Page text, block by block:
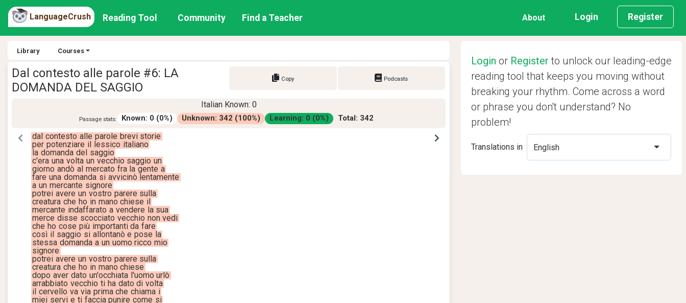
LanguageCrush Reading Tool Community Find a Teacher About Login Register
Library Courses
Dal contesto alle parole #6: LA
DOMANDA DEL SAGGIO
Copy Podcasts
Italian Known: 0
Passage stats: Known: 0 (0%) Unknown: 342 (100%) Learning: 0 (0%) Total : 342
dal contesto alle parole brevi storie
per potenziare il lessico italiano
la domanda del saggio
c'era una volta un vecchio saggio un
giorno andò al mercato fra la gente a
fare una domanda si avvicinò lentamente
a un mercante signore
potrei avere un vostro parere sulla
creatura che ho in mano chiese il
mercante indaffarato a vendere la sua
merce disse scocciato vecchio non vedi
che ho cose più importanti da fare
così il saggio si allontanò e pose la
stessa domanda a un uomo ricco mio
signore
potrei avere un vostro parere sulla
creatura che ho in mano chiese
dopo aver dato un'occhiata l'uomo urlò
arrabbiato vecchio ti ha dato di volta
il cervello va via prima che chiama i
miei servi e ti faccia punire come si
Login or Register to unlock our leading-edge
reading tool that keeps you moving without
breaking your rhythm. Come across a word
or phrase you don't understand? No
problem!
Translations in English